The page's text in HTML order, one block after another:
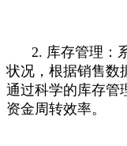
2. 库存管理：
状况，根据销售数
通过科学的库存管
资金周转效率。